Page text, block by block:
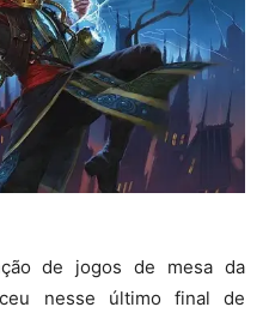
de jogos de mesa da
nesse último final de